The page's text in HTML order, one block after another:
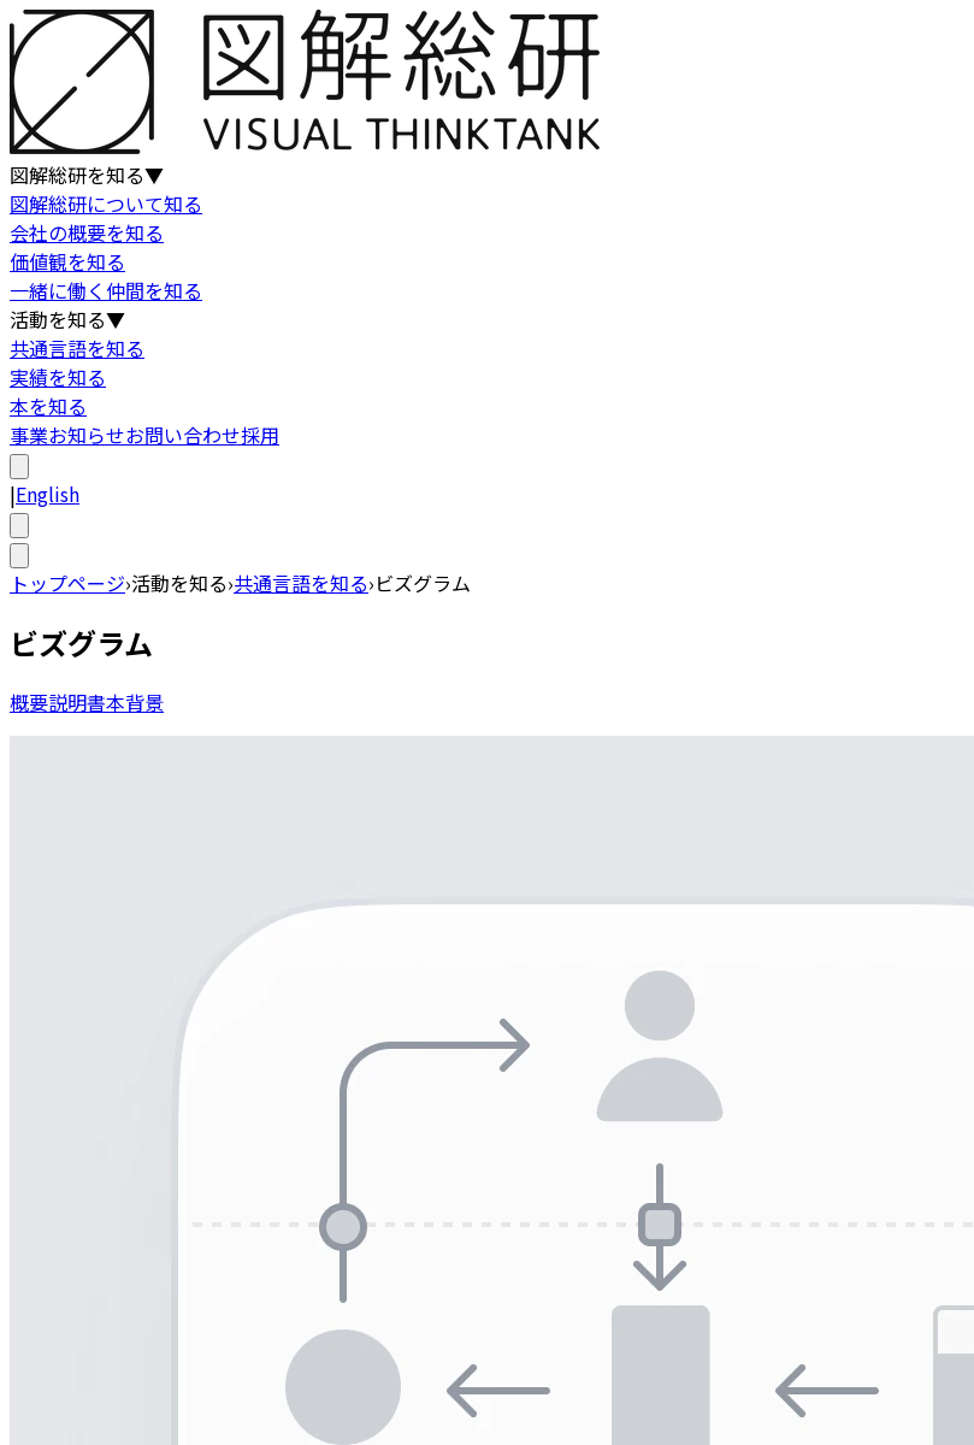
図解総研を知る▼
図解総研について知る
会社の概要を知る
価値観を知る
一緒に働く仲間を知る
活動を知る▼
共通言語を知る
実績を知る
本を知る
事業お知らせお問い合わせ採用
|English
トップページ›活動を知る›共通言語を知る›ビズグラム
ビズグラム
概要説明書本背景